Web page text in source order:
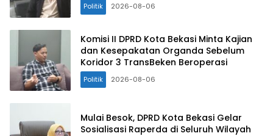
Politik 2026-08-06
Komisi II DPRD Kota Bekasi Minta Kajian
dan Kesepakatan Organda Sebelum
Koridor 3 TransBeken Beroperasi
Politik 2026-08-06
Mulai Besok, DPRD Kota Bekasi Gelar
Sosialisasi Raperda di Seluruh Wilayah